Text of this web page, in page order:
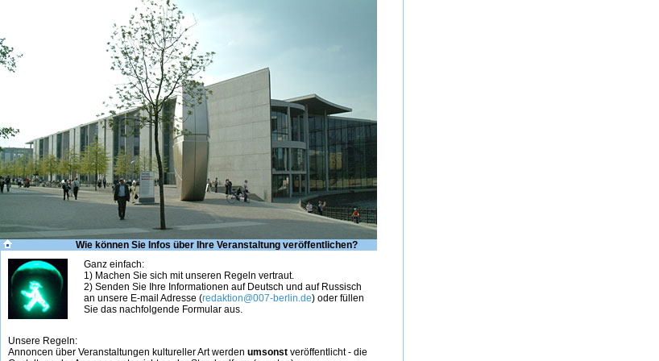
Wie können Sie Infos über Ihre Veranstaltung veröffentlichen?
Ganz einfach:
1) Machen Sie sich mit unseren Regeln vertraut.
2) Senden Sie Ihre Informationen auf Deutsch und auf Russisch
an unsere E-mail Adresse (redaktion@007-berlin.de) oder füllen
Sie das nachfolgende Formular aus.
Unsere Regeln:
Annoncen über Veranstaltungen kultureller Art werden umsonst veröffentlicht - die